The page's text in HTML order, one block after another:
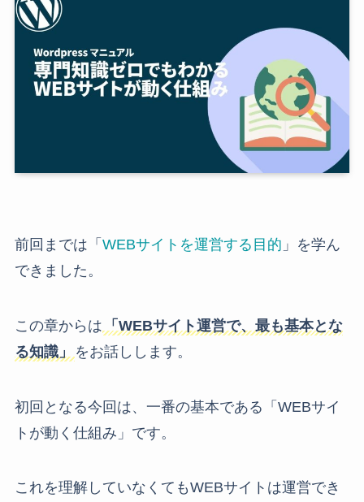
前回までは「 WEBサイトを運営する目的 」を学ん
できました。
この章からは
「WEBサイト運営で、最も基本とな
る知識」
をお話しします。
初回となる今回は、一番の基本である「WEBサイ
トが動く仕組み」です。
これを理解していなくてもWEBサイトは運営でき